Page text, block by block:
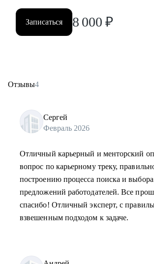
Записаться 8 000 ₽
Отзывы4
Сергей
Февраль 2026
Отличный карьерный и менторский
вопрос по карьерному треку,
построению процесса поиска и выбора
предложений работодателей. Все
спасибо! Отличный эксперт, с
взвешенным подходом к задаче.